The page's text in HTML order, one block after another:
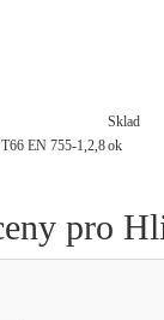
Sklad
EN 755-1,2,8ok
pro